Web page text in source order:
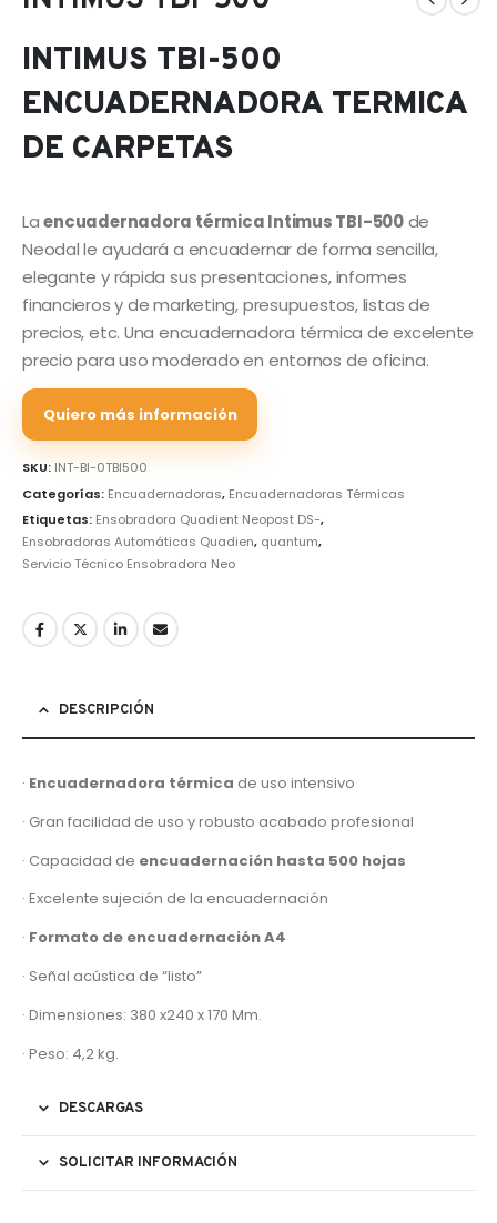
INTIMUS TBI-500
ENCUADERNADORA TERMICA
DE CARPETAS
Laencuadernadora térmica Intimus TBI-500de
Neodal le ayudará a encuadernar de forma sencilla,
elegante y rápida sus presentaciones, informes
financieros y de marketing, presupuestos, listas de
precios, etc. Una encuadernadora térmica de excelente
precio para uso moderado en entornos de oficina.
Quiero más información
SKU: INT-BI-0TBI500
Categorías: Encuadernadoras, Encuadernadoras Térmicas
Etiquetas: Ensobradora Quadient Neopost DS-,
Ensobradoras Automáticas Quadien, quantum,
Servicio Técnico Ensobradora Neo
DESCRIPCIÓN
· Encuadernadora térmica de uso intensivo
· Gran facilidad de uso y robusto acabado profesional
· Capacidad de encuadernación hasta 500 hojas
· Excelente sujeción de la encuadernación
· Formato de encuadernación A4
· Señal acústica de “listo”
· Dimensiones: 380 x240 x 170 Mm.
· Peso: 4,2 kg.
DESCARGAS
SOLICITAR INFORMACIÓN